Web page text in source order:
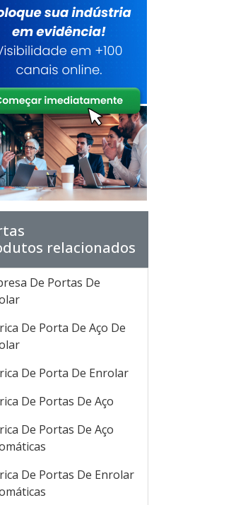
relacionados
De Portas De
De Porta De Aço De
De Porta De Enrolar
De Portas De Aço
De Portas De Aço
De Portas De Enrolar